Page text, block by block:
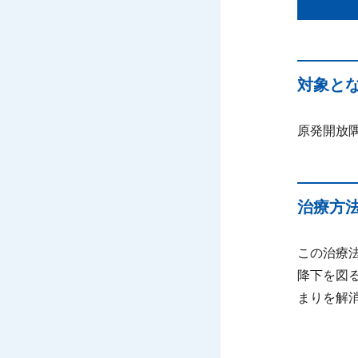
対象と
原発開放
治療方
この治療
降下を図
まりを解